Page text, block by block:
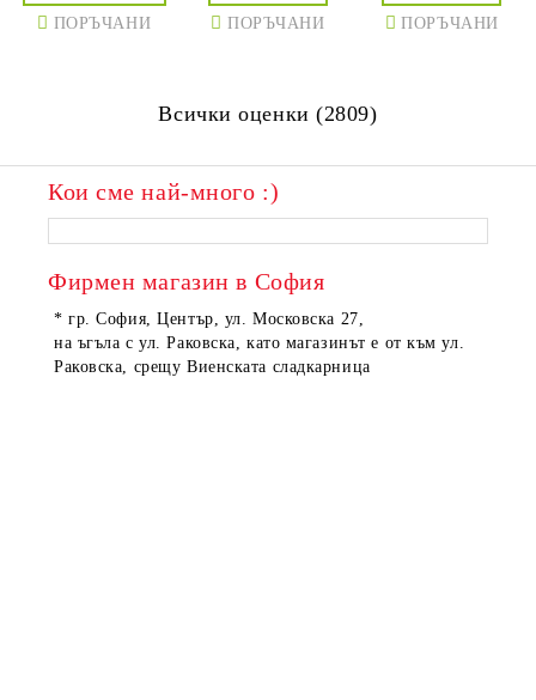
ПОРЪЧАНИ ПОРЪЧАНИ ПОРЪЧАНИ
ПОРЪЧАНИ
Всички оценки (2809)
Кои сме най-много :)
Фирмен магазин в София
* гр. София, Център, ул. Московска 27,
на ъгъла с ул. Раковска, като магазинът е от към ул.
Раковска, срещу Виенската сладкарница